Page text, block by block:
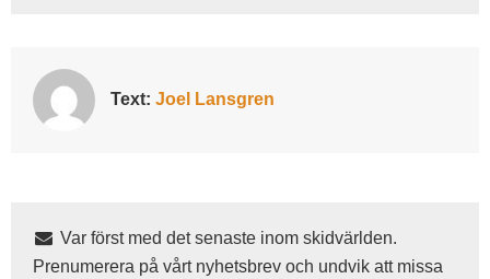
Text: Joel Lansgren
Var först med det senaste inom skidvärlden.
Prenumerera på vårt nyhetsbrev och undvik att missa